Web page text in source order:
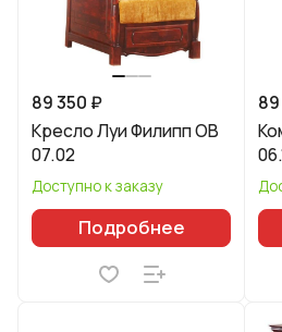
89 350 ₽
Кресло Луи Филипп ОВ
07.02
Доступно к заказу
Подробнее